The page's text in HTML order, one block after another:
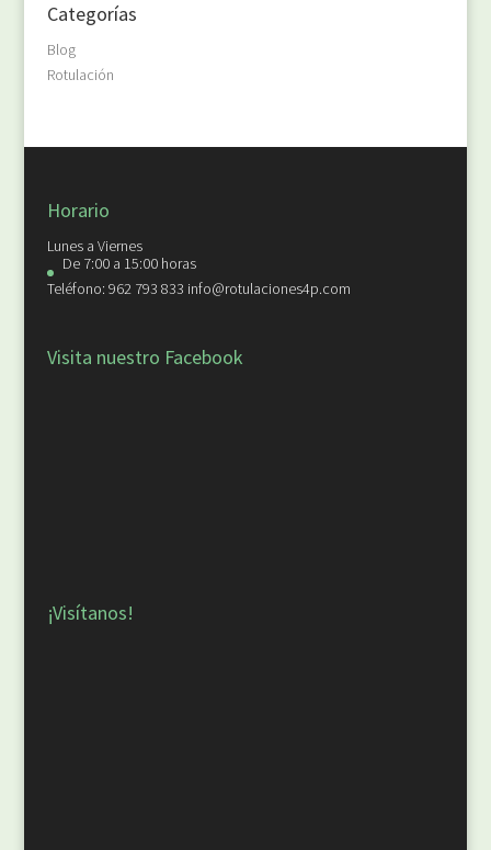
Categorías
Blog
Rotulación
Horario
Lunes a Viernes
De 7:00 a 15:00 horas
Teléfono: 962 793 833 info@rotulaciones4p.com
Visita nuestro Facebook
¡Visítanos!